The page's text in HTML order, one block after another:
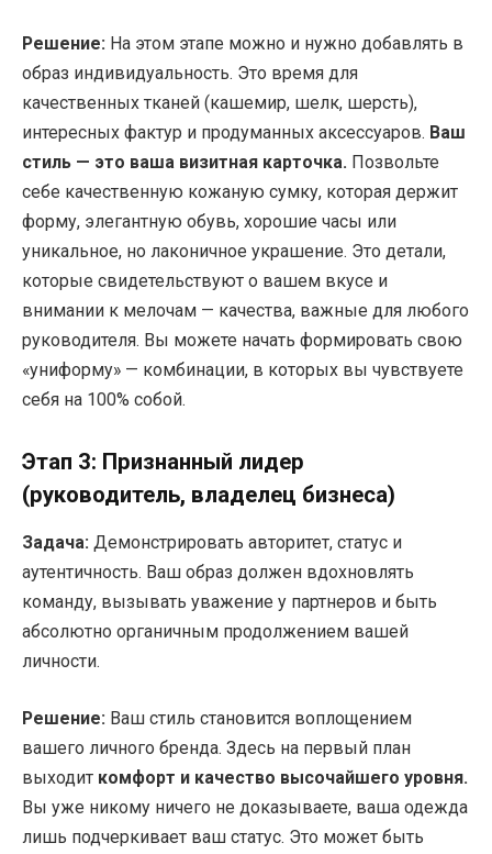
Решение: На этом этапе можно и нужно добавлять в
образ индивидуальность. Это время для
качественных тканей (кашемир, шелк, шерсть),
интересных фактур и продуманных аксессуаров. Ваш
стиль — это ваша визитная карточка. Позвольте
себе качественную кожаную сумку, которая держит
форму, элегантную обувь, хорошие часы или
уникальное, но лаконичное украшение. Это детали,
которые свидетельствуют о вашем вкусе и
внимании к мелочам — качества, важные для любого
руководителя. Вы можете начать формировать свою
«униформу» — комбинации, в которых вы чувствуете
себя на 100% собой.
Этап 3: Признанный лидер
(руководитель, владелец бизнеса)
Задача: Демонстрировать авторитет, статус и
аутентичность. Ваш образ должен вдохновлять
команду, вызывать уважение у партнеров и быть
абсолютно органичным продолжением вашей
личности.
Решение: Ваш стиль становится воплощением
вашего личного бренда. Здесь на первый план
выходит комфорт и качество высочайшего уровня.
Вы уже никому ничего не доказываете, ваша одежда
лишь подчеркивает ваш статус. Это может быть